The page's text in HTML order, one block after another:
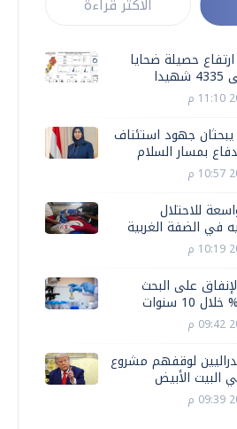
الأكثر قراءة
ارتفاع حصيلة ضحايا
يبحثان جهود استئناف
بمسار السلام
للاحتلال
في الضفة الغربية
على البحث
لوقفهم مشروع
الأبيض